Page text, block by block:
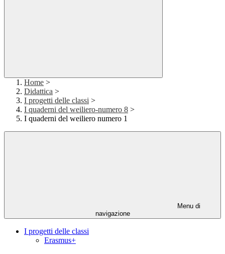
Home >
Didattica >
I progetti delle classi >
I quaderni del weiliero-numero 8 >
I quaderni del weiliero numero 1
Menu di
navigazione
I progetti delle classi
Erasmus+